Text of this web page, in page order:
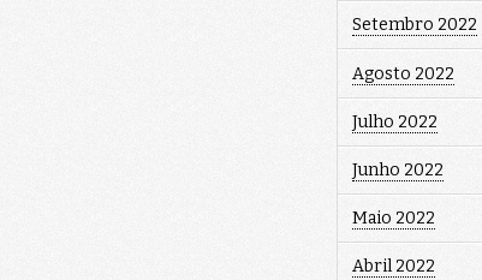
Setembro 2022
Agosto 2022
Julho 2022
Junho 2022
Maio 2022
Abril 2022